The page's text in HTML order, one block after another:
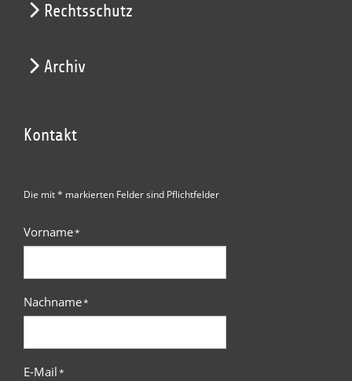
Rechtsschutz
Archiv
Kontakt
Die mit * markierten Felder sind Pflichtfelder
Vorname*
Nachname*
E-Mail*